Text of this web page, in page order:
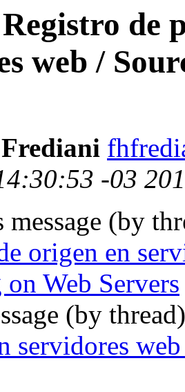
de
web /
-03
message (by
origen en
Web Servers
(by
servidores